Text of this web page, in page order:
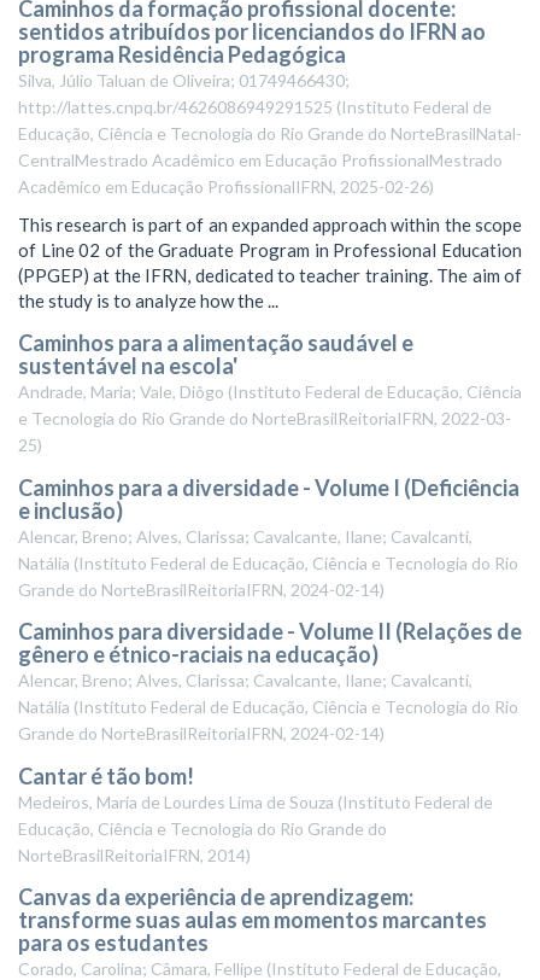
Caminhos da formação profissional docente:
sentidos atribuídos por licenciandos do IFRN ao
programa Residência Pedagógica
Silva, Júlio Taluan de Oliveira; 01749466430;
http://lattes.cnpq.br/4626086949291525 (Instituto Federal de
Educação, Ciência e Tecnologia do Rio Grande do NorteBrasilNatal-
CentralMestrado Acadêmico em Educação ProfissionalMestrado
Acadêmico em Educação ProfissionalIFRN, 2025-02-26)
This research is part of an expanded approach within the scope
of Line 02 of the Graduate Program in Professional Education
(PPGEP) at the IFRN, dedicated to teacher training. The aim of
the study is to analyze how the ...
Caminhos para a alimentação saudável e
sustentável na escola'
Andrade, Maria; Vale, Diôgo (Instituto Federal de Educação, Ciência
e Tecnologia do Rio Grande do NorteBrasilReitoriaIFRN, 2022-03-
25)
Caminhos para a diversidade - Volume I (Deficiência
e inclusão)
Alencar, Breno; Alves, Clarissa; Cavalcante, Ilane; Cavalcanti,
Natália (Instituto Federal de Educação, Ciência e Tecnologia do Rio
Grande do NorteBrasilReitoriaIFRN, 2024-02-14)
Caminhos para diversidade - Volume II (Relações de
gênero e étnico-raciais na educação)
Alencar, Breno; Alves, Clarissa; Cavalcante, Ilane; Cavalcanti,
Natália (Instituto Federal de Educação, Ciência e Tecnologia do Rio
Grande do NorteBrasilReitoriaIFRN, 2024-02-14)
Cantar é tão bom!
Medeiros, Maria de Lourdes Lima de Souza (Instituto Federal de
Educação, Ciência e Tecnologia do Rio Grande do
NorteBrasilReitoriaIFRN, 2014)
Canvas da experiência de aprendizagem:
transforme suas aulas em momentos marcantes
para os estudantes
Corado, Carolina; Câmara, Fellipe (Instituto Federal de Educação,